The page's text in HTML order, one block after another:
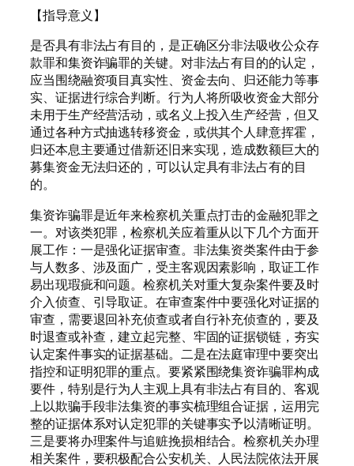
【指导意义】
是否具有非法占有目的，是正确区分非法吸收公众存
款罪和集资诈骗罪的关键。对非法占有目的的认定，
应当围绕融资项目真实性、资金去向、归还能力等事
实、证据进行综合判断。行为人将所吸收资金大部分
未用于生产经营活动，或名义上投入生产经营，但又
通过各种方式抽逃转移资金，或供其个人肆意挥霍，
归还本息主要通过借新还旧来实现，造成数额巨大的
募集资金无法归还的，可以认定具有非法占有的目
的。
集资诈骗罪是近年来检察机关重点打击的金融犯罪之
一。对该类犯罪，检察机关应着重从以下几个方面开
展工作：一是强化证据审查。非法集资类案件由于参
与人数多、涉及面广，受主客观因素影响，取证工作
易出现瑕疵和问题。检察机关对重大复杂案件要及时
介入侦查、引导取证。在审查案件中要强化对证据的
审查，需要退回补充侦查或者自行补充侦查的，要及
时退查或补查，建立起完整、牢固的证据锁链，夯实
认定案件事实的证据基础。二是在法庭审理中要突出
指控和证明犯罪的重点。要紧紧围绕集资诈骗罪构成
要件，特别是行为人主观上具有非法占有目的、客观
上以欺骗手段非法集资的事实梳理组合证据，运用完
整的证据体系对认定犯罪的关键事实予以清晰证明。
三是要将办理案件与追赃挽损相结合。检察机关办理
相关案件，要积极配合公安机关、人民法院依法开展